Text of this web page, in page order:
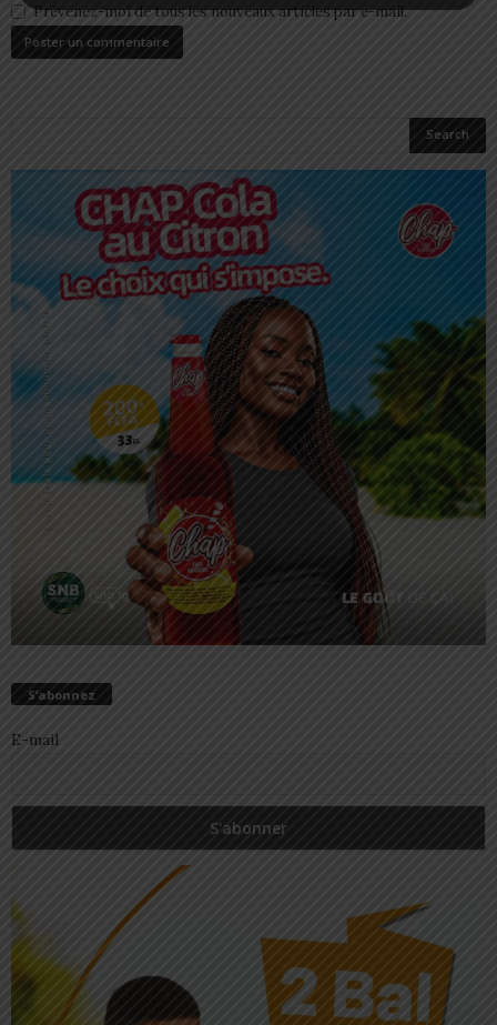
Prévenez-moi de tous les nouveaux articles par e-mail.
S’abonnez
E-mail